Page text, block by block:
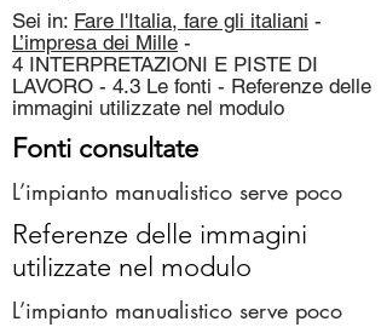
Sei in: Fare l'Italia, fare gli italiani -
L’impresa dei Mille -
4 INTERPRETAZIONI E PISTE DI
LAVORO - 4.3 Le fonti - Referenze delle
immagini utilizzate nel modulo
Fonti consultate
L’impianto manualistico serve poco
Referenze delle immagini
utilizzate nel modulo
L’impianto manualistico serve poco